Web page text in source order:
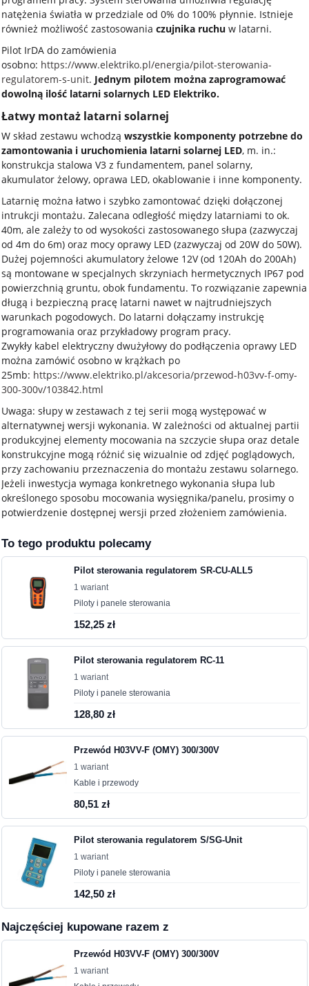
natężenia światła w przedziale od 0% do 100% płynnie. Istnieje
również możliwość zastosowaniaczujnika ruchuw latarni.
Pilot IrDA do zamówienia
osobno: https://www.elektriko.pl/energia/pilot-sterowania-
regulatorem-s-unit. Jednym pilotem można zaprogramować
dowolną ilość latarni solarnych LED Elektriko.
Łatwy montaż latarni solarnej
W skład zestawu wchodząwszystkie komponenty potrzebne do
zamontowania i uruchomienia latarni solarnej LED, m. in.:
konstrukcja stalowa V3 z fundamentem, panel solarny,
akumulator żelowy, oprawa LED, okablowanie i inne komponenty.
Latarnię można łatwo i szybko zamontować dzięki dołączonej
intrukcji montażu. Zalecana odległość między latarniami to ok.
40m, ale zależy to od wysokości zastosowanego słupa (zazwyczaj
od 4m do 6m) oraz mocy oprawy LED (zazwyczaj od 20W do 50W).
Dużej pojemności akumulatory żelowe 12V (od 120Ah do 200Ah)
są montowane w specjalnych skrzyniach hermetycznych IP67 pod
powierzchnią gruntu, obok fundamentu. To rozwiązanie zapewnia
długą i bezpieczną pracę latarni nawet w najtrudniejszych
warunkach pogodowych. Do latarni dołączamy instrukcję
programowania oraz przykładowy program pracy.
Zwykły kabel elektryczny dwużyłowy do podłączenia oprawy LED
można zamówić osobno w krążkach po
25mb: https://www.elektriko.pl/akcesoria/przewod-h03vv-f-omy-
300-300v/103842.html
Uwaga: słupy w zestawach z tej serii mogą występować w
alternatywnej wersji wykonania. W zależności od aktualnej partii
produkcyjnej elementy mocowania na szczycie słupa oraz detale
konstrukcyjne mogą różnić się wizualnie od zdjęć poglądowych,
przy zachowaniu przeznaczenia do montażu zestawu solarnego.
Jeżeli inwestycja wymaga konkretnego wykonania słupa lub
określonego sposobu mocowania wysięgnika/panelu, prosimy o
potwierdzenie dostępnej wersji przed złożeniem zamówienia.
To tego produktu polecamy
Pilot sterowania regulatorem SR-CU-ALL5
1 wariant
Piloty i panele sterowania
152,25 zł
Pilot sterowania regulatorem RC-11
1 wariant
Piloty i panele sterowania
128,80 zł
Przewód H03VV-F (OMY) 300/300V
1 wariant
Kable i przewody
80,51 zł
Pilot sterowania regulatorem S/SG-Unit
1 wariant
Piloty i panele sterowania
142,50 zł
Najczęściej kupowane razem z
Przewód H03VV-F (OMY) 300/300V
1 wariant